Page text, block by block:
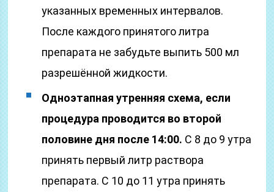
указанных временных интервалов.
После каждого принятого литра
препарата не забудьте выпить 500 мл
разрешённой жидкости.
Одноэтапная утренняя схема, если
процедура проводится во второй
половине дня после 14:00. С 8 до 9 утра
принять первый литр раствора
препарата. С 10 до 11 утра принять